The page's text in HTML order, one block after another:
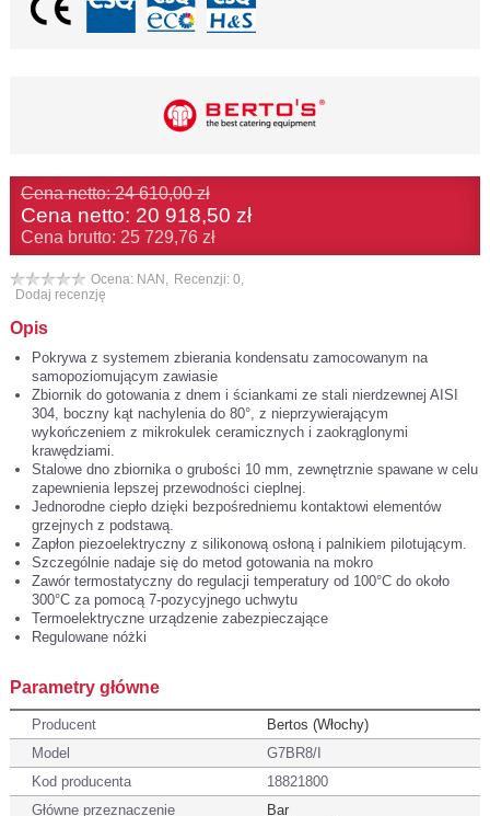
Cena netto: 24 610,00 zł
Cena netto: 20 918,50 zł
Cena brutto: 25 729,76 zł
Ocena: NAN, Recenzji: 0,
Dodaj recenzję
Opis
Pokrywa z systemem zbierania kondensatu zamocowanym na
samopoziomującym zawiasie
Zbiornik do gotowania z dnem i ściankami ze stali nierdzewnej AISI
304, boczny kąt nachylenia do 80°, z nieprzywierającym
wykończeniem z mikrokulek ceramicznych i zaokrąglonymi
krawędziami.
Stalowe dno zbiornika o grubości 10 mm, zewnętrznie spawane w celu
zapewnienia lepszej przewodności cieplnej.
Jednorodne ciepło dzięki bezpośredniemu kontaktowi elementów
grzejnych z podstawą.
Zapłon piezoelektryczny z silikonową osłoną i palnikiem pilotującym.
Szczególnie nadaje się do metod gotowania na mokro
Zawór termostatyczny do regulacji temperatury od 100°C do około
300°C za pomocą 7-pozycyjnego uchwytu
Termoelektryczne urządzenie zabezpieczające
Regulowane nóżki
Parametry główne
Producent
Bertos (Włochy)
Model
G7BR8/I
Kod producenta
18821800
Główne przeznaczenie
Bar